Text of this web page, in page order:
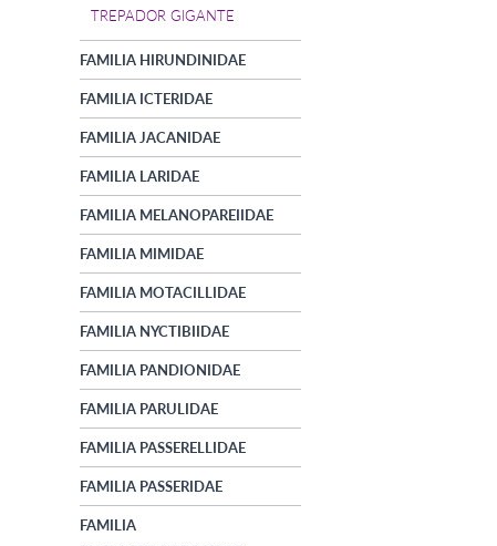
TREPADOR GIGANTE
FAMILIA HIRUNDINIDAE
FAMILIA ICTERIDAE
FAMILIA JACANIDAE
FAMILIA LARIDAE
FAMILIA MELANOPAREIIDAE
FAMILIA MIMIDAE
FAMILIA MOTACILLIDAE
FAMILIA NYCTIBIIDAE
FAMILIA PANDIONIDAE
FAMILIA PARULIDAE
FAMILIA PASSERELLIDAE
FAMILIA PASSERIDAE
FAMILIA